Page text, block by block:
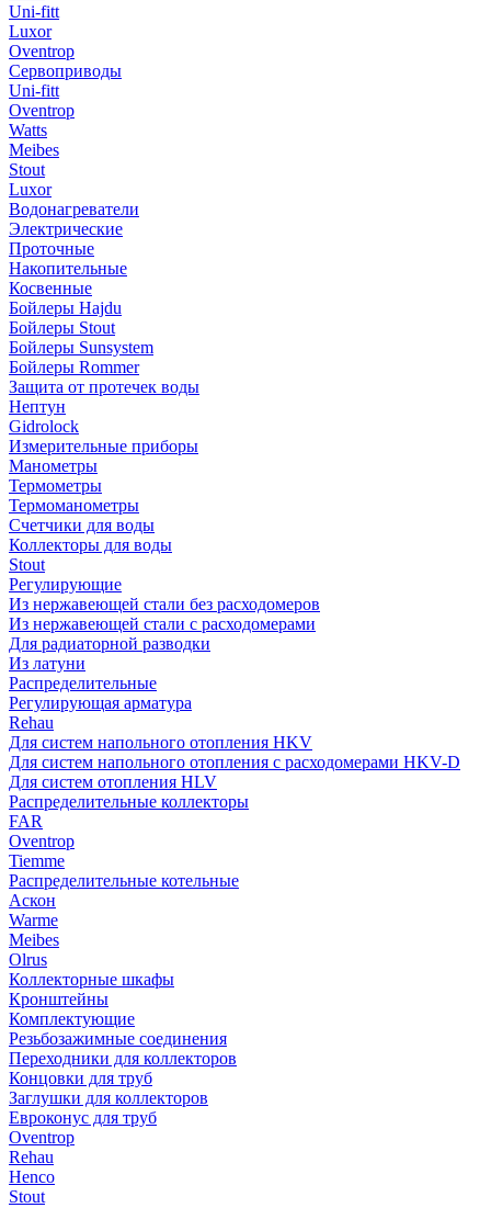
Uni-fitt
Luxor
Oventrop
Сервоприводы
Uni-fitt
Oventrop
Watts
Meibes
Stout
Luxor
Водонагреватели
Электрические
Проточные
Накопительные
Косвенные
Бойлеры Hajdu
Бойлеры Stout
Бойлеры Sunsystem
Бойлеры Rommer
Защита от протечек воды
Нептун
Gidrolock
Измерительные приборы
Манометры
Термометры
Термоманометры
Счетчики для воды
Коллекторы для воды
Stout
Регулирующие
Из нержавеющей стали без расходомеров
Из нержавеющей стали с расходомерами
Для радиаторной разводки
Из латуни
Распределительные
Регулирующая арматура
Rehau
Для систем напольного отопления HKV
Для систем напольного отопления с расходомерами HKV-D
Для систем отопления HLV
Распределительные коллекторы
FAR
Oventrop
Tiemme
Распределительные котельные
Аскон
Warme
Meibes
Olrus
Коллекторные шкафы
Кронштейны
Комплектующие
Резьбозажимные соединения
Переходники для коллекторов
Концовки для труб
Заглушки для коллекторов
Евроконус для труб
Oventrop
Rehau
Henco
Stout